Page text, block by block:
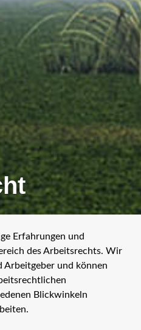
Erfahrungen und
des Arbeitsrechts. Wir
und können
Blickwinkeln